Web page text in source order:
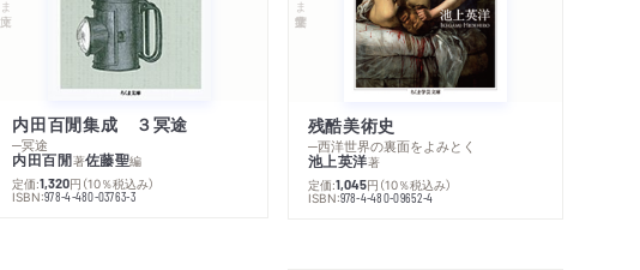
内田百閒集成 ３冥途
─冥途
内田百閒著佐藤聖編
定価:1,320円 （10％税込み）
ISBN:978-4-480-03763-3
残酷美術史
─西洋世界の裏面をよみとく
池上英洋著
定価:1,045円 （10％税込み）
ISBN:978-4-480-09652-4